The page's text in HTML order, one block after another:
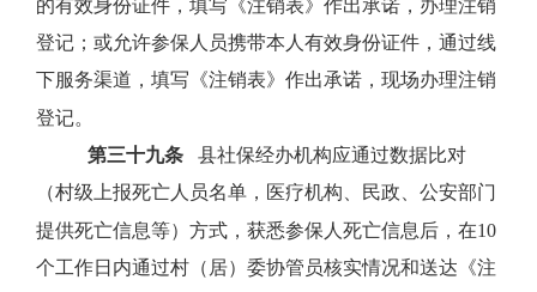
的有效身份证件，填写《注销表》作出承诺，办理注销
登记；或允许参保人员携带本人有效身份证件，通过线
下服务渠道，填写《注销表》作出承诺，现场办理注销
登记。
第三十九条
县社保经办机构应通过数据比对
（村级上报死亡人员名单，医疗机构、民政、公安部门
提供死亡信息等）方式，获悉参保人死亡信息后，在10
个工作日内通过村（居）委协管员核实情况和送达《注